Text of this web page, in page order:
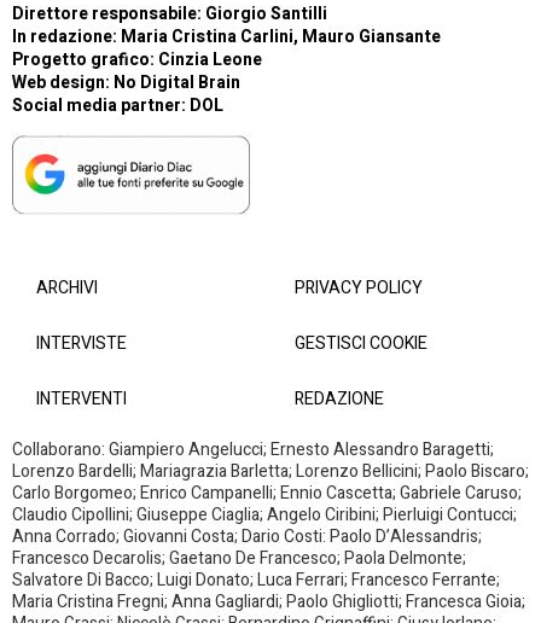
Direttore responsabile: Giorgio Santilli
In redazione: Maria Cristina Carlini, Mauro Giansante
Progetto grafico: Cinzia Leone
Web design: No Digital Brain
Social media partner: DOL
ARCHIVI
INTERVISTE
INTERVENTI
PRIVACY POLICY
GESTISCI COOKIE
REDAZIONE
Collaborano: Giampiero Angelucci; Ernesto Alessandro Baragetti;
Lorenzo Bardelli; Mariagrazia Barletta; Lorenzo Bellicini; Paolo Biscaro;
Carlo Borgomeo; Enrico Campanelli; Ennio Cascetta; Gabriele Caruso;
Claudio Cipollini; Giuseppe Ciaglia; Angelo Ciribini; Pierluigi Contucci;
Anna Corrado; Giovanni Costa; Dario Costi: Paolo D’Alessandris;
Francesco Decarolis; Gaetano De Francesco; Paola Delmonte;
Salvatore Di Bacco; Luigi Donato; Luca Ferrari; Francesco Ferrante;
Maria Cristina Fregni; Anna Gagliardi; Paolo Ghigliotti; Francesca Gioia;